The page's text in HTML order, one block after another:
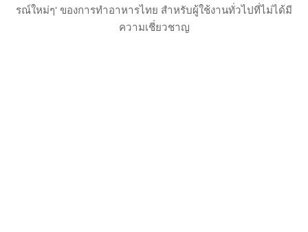
รณ์ใหม่ๆ' ของการทำอาหารไทย สำหรับผู้ใช้งานทั่วไปที่ไม่ได้มี
ความเชี่ยวชาญ